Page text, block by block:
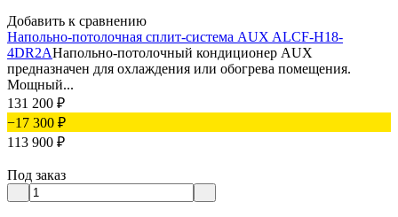
Добавить к сравнению
Напольно-потолочная сплит-система AUX ALCF-H18-
4DR2AНапольно-потолочный кондиционер AUX
предназначен для охлаждения или обогрева помещения.
Мощный...
131 200 ₽
−17 300 ₽
113 900 ₽
Под заказ